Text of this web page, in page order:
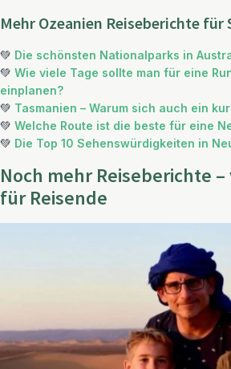
Mehr Ozeanien Reiseberichte für
💚 Die schönsten Nationalparks in
💚 Wie viele Tage sollte man für eine
einplanen?
💚 Tasmanien – Warum sich auch ein
💚 Welche Route ist die beste für eine
💚 Die Top 10 Sehenswürdigkeiten in
Noch mehr Reiseberichte
für Reisende